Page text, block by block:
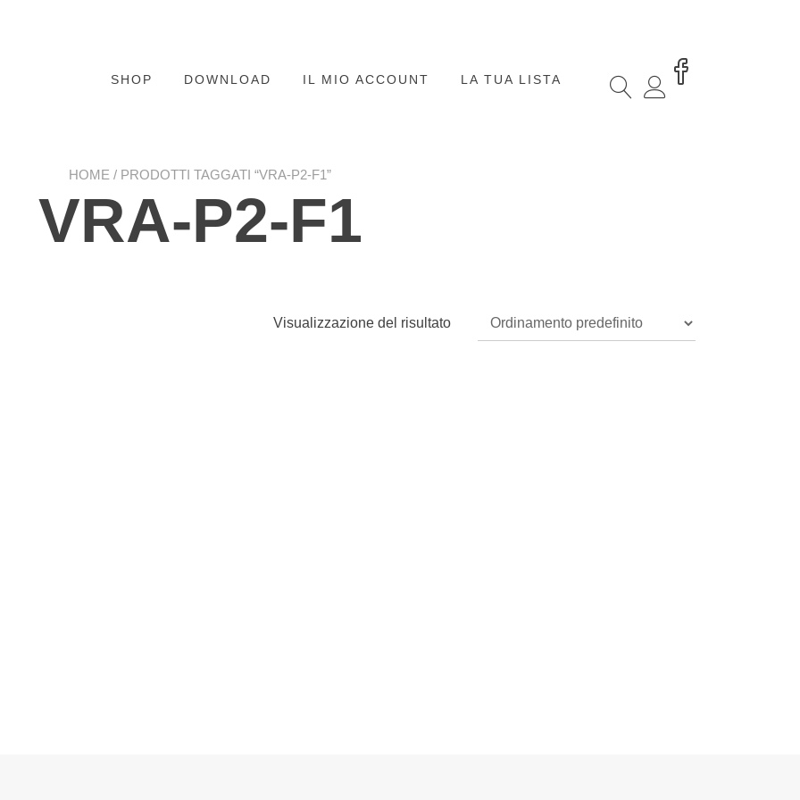
SHOP DOWNLOAD IL MIO ACCOUNT LA TUA LISTA
HOME / PRODOTTI TAGGATI “VRA-P2-F1”
VRA-P2-F1
Visualizzazione del risultato